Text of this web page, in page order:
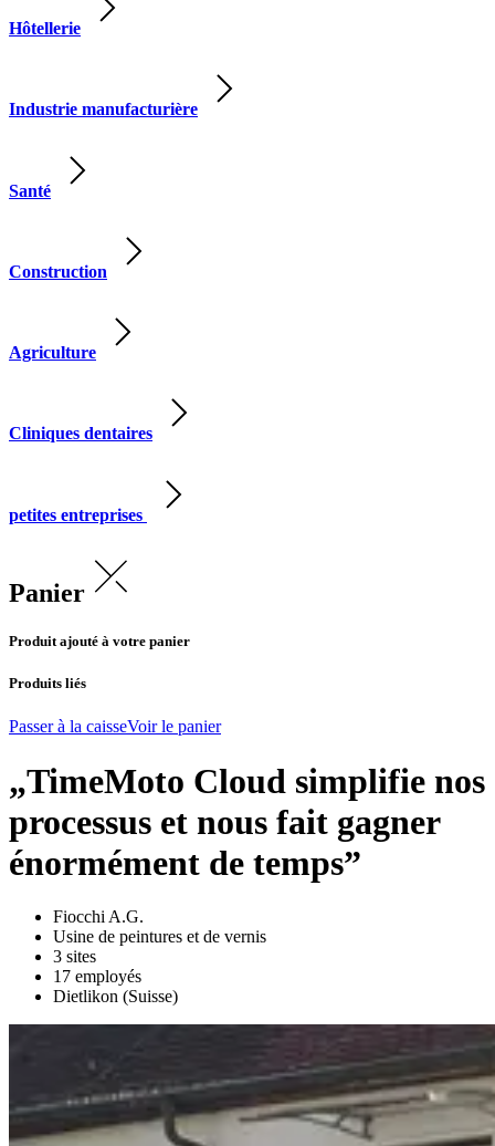
Hôtellerie
Industrie manufacturière
Santé
Construction
Agriculture
Cliniques dentaires
petites entreprises
Panier
Produit ajouté à votre panier
Produits liés
Passer à la caisseVoir le panier
„TimeMoto Cloud simplifie nos
processus et nous fait gagner
énormément de temps”
Fiocchi A.G.
Usine de peintures et de vernis
3 sites
17 employés
Dietlikon (Suisse)